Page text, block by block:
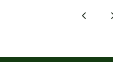
Pagina precedente
Pagina